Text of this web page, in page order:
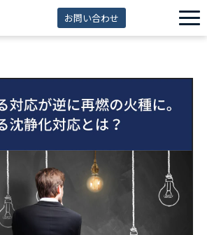
お問い合わせ
解決できる課題
セミナー
資料ダウンロード
導入事例
eltes insight